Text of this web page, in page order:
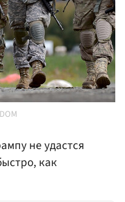
не удастся
как